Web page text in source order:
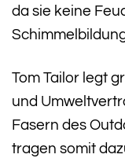
da sie keine
Tom Tailor legt
und
Fasern des
tragen somit